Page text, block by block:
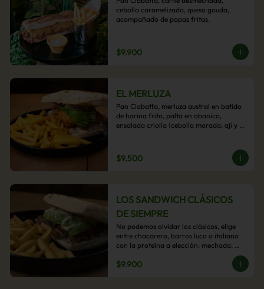
cebolla caramelizada, queso gouda,
acompañado de papas fritas.
$9.900
EL MERLUZA
Pan Ciabatta, merluza austral en batido
de harina frito, palta en abanico,
ensalada criolla (cebolla morada, ají y
$9.500
LOS SANDWICH CLÁSICOS
DE SIEMPRE
No podemos olvidar los clásicos, elige
entre chacarero, barros luco o italiano
con la proteína a elección: mechada,
acompañamiento de papas fritas.
$9.900